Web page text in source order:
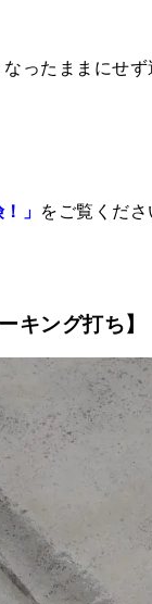
ったままにせ
」 をご覧くださ
ング打ち】